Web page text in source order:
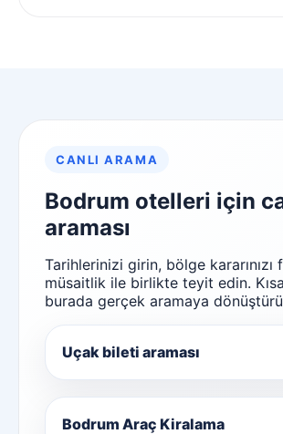
CANLI ARAMA
Bodrum otelleri için
araması
Tarihlerinizi girin, bölge kararınızı
müsaitlik ile birlikte teyit edin.
burada gerçek aramaya
Uçak bileti araması
Bodrum Araç Kiralama